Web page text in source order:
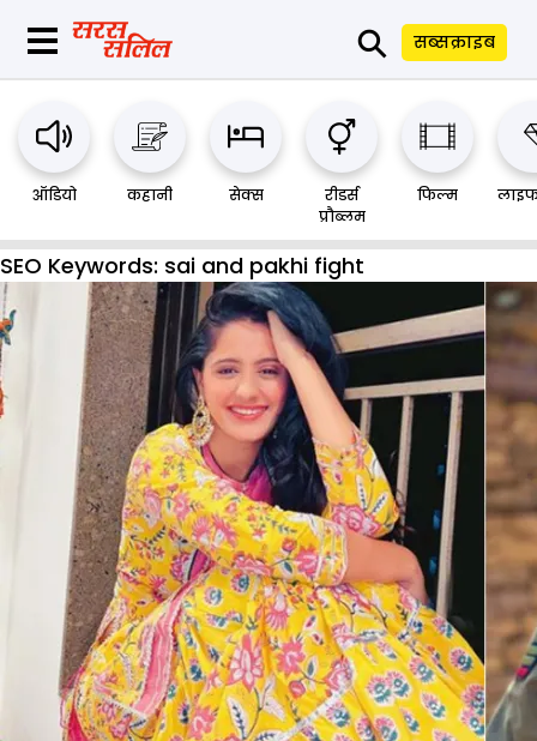
⚲ सब्सक्राइब
ऑडियो कहानी सेक्स
रीडर्स
प्रौब्लम
फिल्म
SEO Keywords: sai and pakhi fight